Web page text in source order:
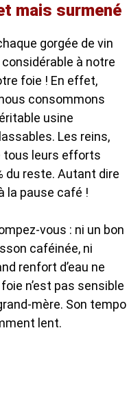
mais surmené
gorgée de vin
à notre
foie ! En effet,
consommons
usine
Les reins,
tous leurs efforts
du reste. Autant dire
la pause café !
vous : ni un bon
caféinée, ni
renfort d’eau ne
n’est pas sensible
mère. Son tempo
lent.